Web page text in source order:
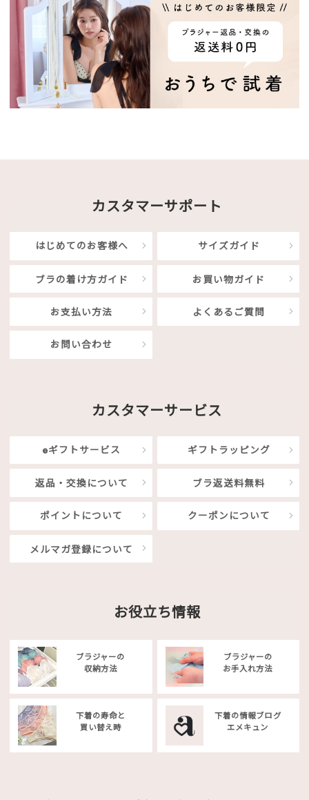
カスタマーサポート
はじめてのお客様へ サイズガイド
ブラの着け方ガイド お買い物ガイド
お支払い方法 よくあるご質問
お問い合わせ
カスタマーサービス
eギフトサービス ギフトラッピング
返品・交換について ブラ返送料無料
ポイントについて クーポンについて
メルマガ登録について
お役立ち情報
ブラジャーの
収納方法
ブラジャーの
お手入れ方法
下着の寿命と
買い替え時
下着の情報ブログ
エメキュン